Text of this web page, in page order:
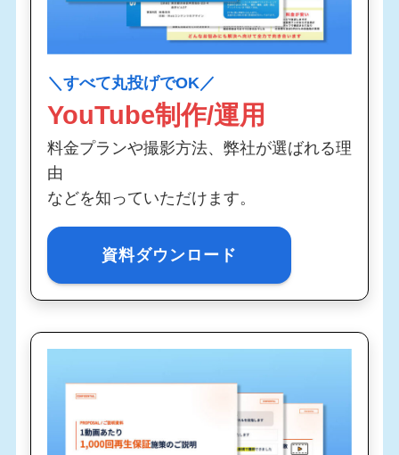
＼すべて丸投げでOK／
YouTube制作/運用
料金プランや撮影方法、弊社が選ばれる理
由
などを知っていただけます。
資料ダウンロード